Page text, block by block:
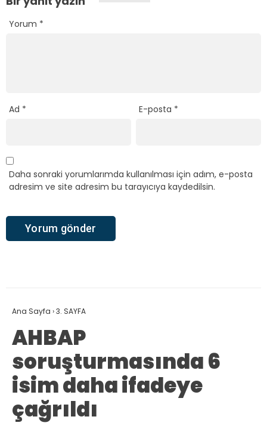
Yorum *
Ad * E-posta *
Daha sonraki yorumlarımda kullanılması için adım, e-posta
adresim ve site adresim bu tarayıcıya kaydedilsin.
Ana Sayfa ›3. SAYFA
AHBAP
soruşturmasında 6
isim daha ifadeye
çağrıldı